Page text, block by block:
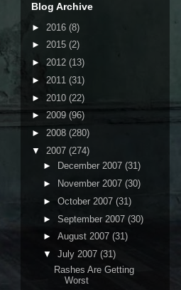
Blog Archive
► 2016 (8)
► 2015 (2)
► 2012 (13)
► 2011 (31)
► 2010 (22)
► 2009 (96)
► 2008 (280)
▼ 2007 (274)
►
December 2007 (31)
►
November 2007 (30)
► October 2007 (31)
► September 2007 (30)
► August 2007 (31)
▼ July 2007 (31)
Rashes Are Getting
Worst